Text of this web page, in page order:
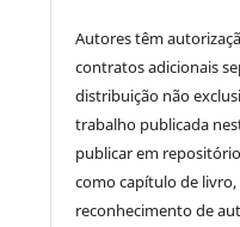
Autores têm
contratos adicionais
distribuição não
trabalho publicada
publicar em
como capítulo de
reconhecimento de